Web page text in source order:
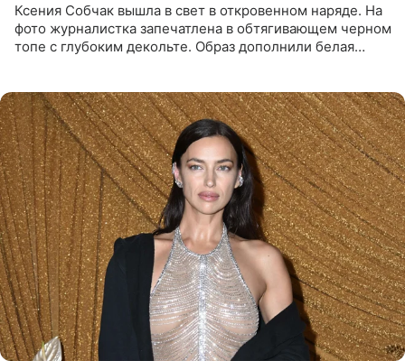
Ксения Собчак вышла в свет в откровенном наряде. На
фото журналистка запечатлена в обтягивающем черном
топе с глубоким декольте. Образ дополнили белая